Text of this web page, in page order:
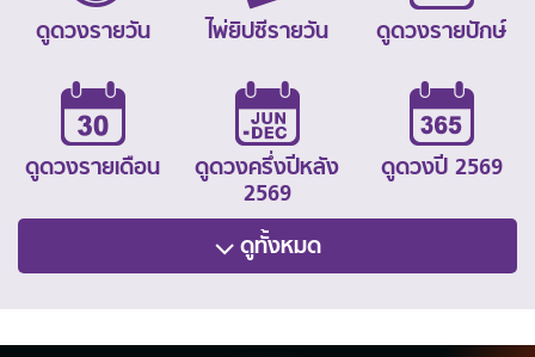
ดูดวงรายวัน ไพ่ยิปซีรายวัน ดูดวงรายปักษ์
ดูดวงรายเดือน
ดูดวงครึ่งปีหลัง
2569
ดูดวงปี 2569
ดูทั้งหมด